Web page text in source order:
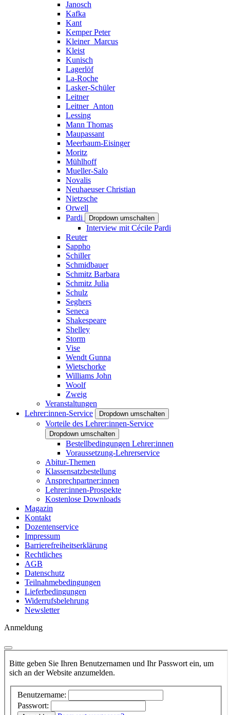
Janosch
Kafka
Kant
Kemper Peter
Kleiner_Marcus
Kleist
Kunisch
Lagerlöf
La-Roche
Lasker-Schüler
Leitner
Leitner_Anton
Lessing
Mann Thomas
Maupassant
Meerbaum-Eisinger
Moritz
Mühlhoff
Mueller-Salo
Novalis
Neuhaeuser Christian
Nietzsche
Orwell
Pardi
Dropdown umschalten
Interview mit Cécile Pardi
Reuter
Sappho
Schiller
Schmidbauer
Schmitz Barbara
Schmitz Julia
Schulz
Seghers
Seneca
Shakespeare
Shelley
Storm
Vise
Wendt Gunna
Wietschorke
Williams John
Woolf
Zweig
Veranstaltungen
Lehrer:innen-Service
Dropdown umschalten
Vorteile des Lehrer:innen-Service
Dropdown umschalten
Bestellbedingungen Lehrer:innen
Voraussetzung-Lehrerservice
Abitur-Themen
Klassensatzbestellung
Ansprechpartner:innen
Lehrer:innen-Prospekte
Kostenlose Downloads
Magazin
Kontakt
Dozentenservice
Impressum
Barrierefreiheitserklärung
Rechtliches
AGB
Datenschutz
Teilnahmebedingungen
Lieferbedingungen
Widerrufsbelehrung
Newsletter
Anmeldung